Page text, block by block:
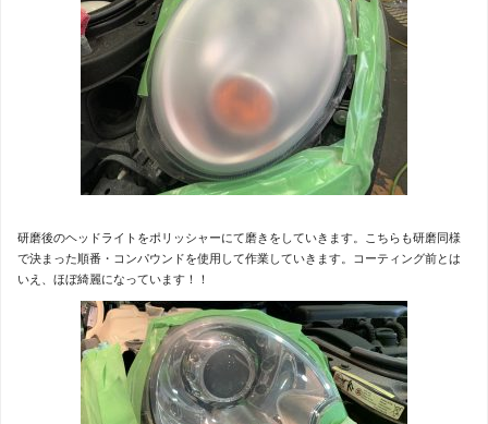
研磨後のヘッドライトをポリッシャーにて磨きをしていきます。こちらも研磨同様
で決まった順番・コンパウンドを使用して作業していきます。コーティング前とは
いえ、ほぼ綺麗になっています！！